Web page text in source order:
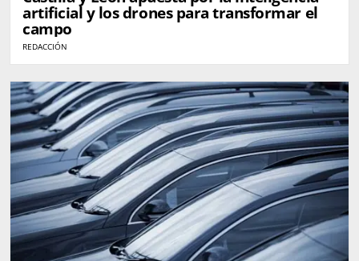
artificial y los drones para transformar el
campo
REDACCIÓN